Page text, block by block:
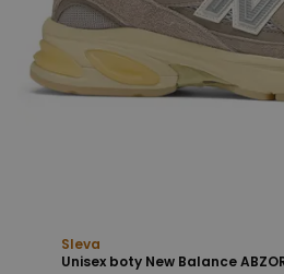
Sleva
Unisex boty New Balance